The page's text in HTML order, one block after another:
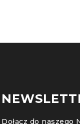
Dołącz do